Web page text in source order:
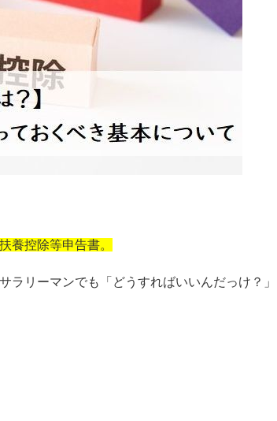
養控除等申告書。
リーマンでも「どうすればいいんだっけ？」